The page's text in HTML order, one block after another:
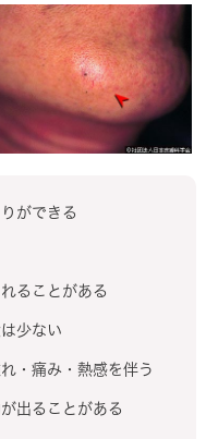
ができる
ることがある
少ない
・痛み・熱感を伴う
出ることがある